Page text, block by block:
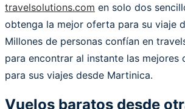
travelsolutions.com en solo dos
obtenga la mejor oferta para su viaje
Millones de personas confían en
para encontrar al instante las mejores
para sus viajes desde Martinica.
Vuelos baratos desde